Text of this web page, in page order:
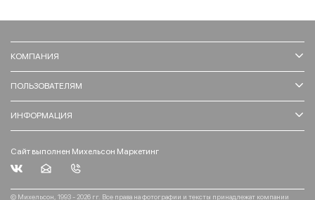
КОМПАНИЯ
ПОЛЬЗОВАТЕЛЯМ
ИНФОРМАЦИЯ
Сайт выполнен Михельсон Маркетинг
© Михельсон, 1993 - 2026 гг. Все права на фотографии и тексты принадлежат компании